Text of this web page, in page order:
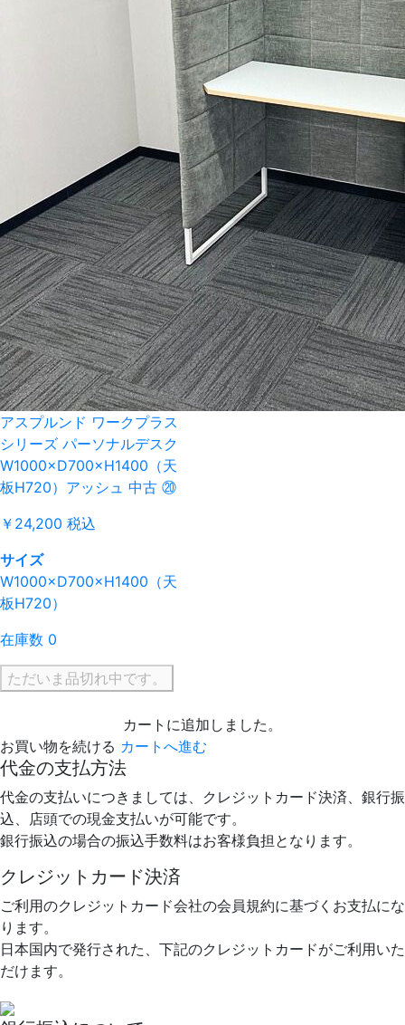
アスプルンド ワークプラス
シリーズ パーソナルデスク
W1000×D700×H1400（天
板H720）アッシュ 中古 ⑳
￥24,200 税込
サイズ
W1000×D700×H1400（天
板H720）
在庫数 0
ただいま品切れ中です。
カートに追加しました。
お買い物を続ける カートへ進む
代金の支払方法
代金の支払いにつきましては、クレジットカード決済、銀行振
込、店頭での現金支払いが可能です。
銀行振込の場合の振込手数料はお客様負担となります。
クレジットカード決済
ご利用のクレジットカード会社の会員規約に基づくお支払にな
ります。
日本国内で発行された、下記のクレジットカードがご利用いた
だけます。